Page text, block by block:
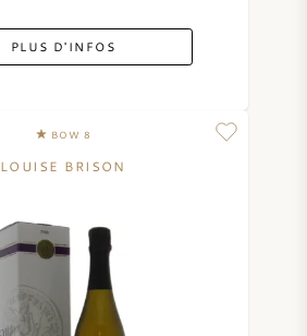
PLUS D'INFOS
BOW 8
LOUISE BRISON